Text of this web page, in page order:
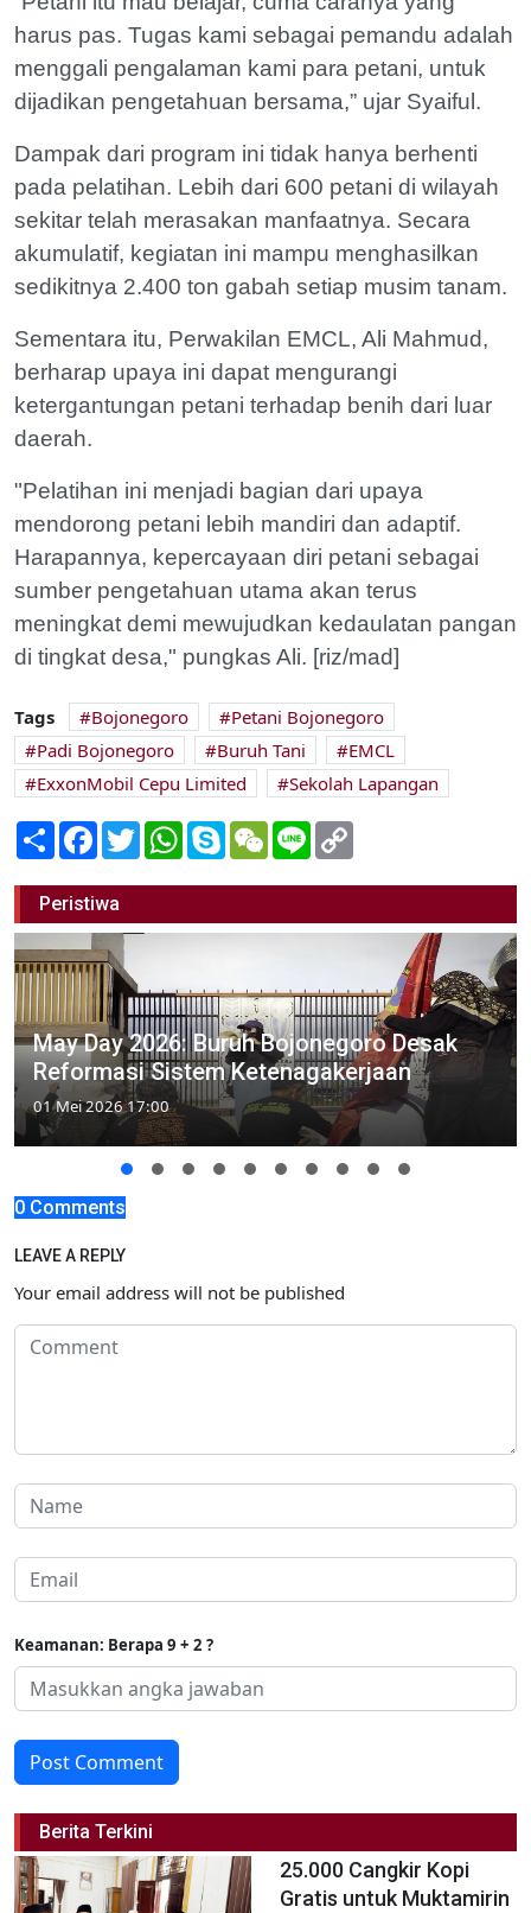
harus pas. Tugas kami sebagai pemandu adalah
menggali pengalaman kami para petani, untuk
dijadikan pengetahuan bersama,” ujar Syaiful.
Dampak dari program ini tidak hanya berhenti
pada pelatihan. Lebih dari 600 petani di wilayah
sekitar telah merasakan manfaatnya. Secara
akumulatif, kegiatan ini mampu menghasilkan
sedikitnya 2.400 ton gabah setiap musim tanam.
Sementara itu, Perwakilan EMCL, Ali Mahmud,
berharap upaya ini dapat mengurangi
ketergantungan petani terhadap benih dari luar
daerah.
"Pelatihan ini menjadi bagian dari upaya
mendorong petani lebih mandiri dan adaptif.
Harapannya, kepercayaan diri petani sebagai
sumber pengetahuan utama akan terus
meningkat demi mewujudkan kedaulatan pangan
di tingkat desa," pungkas Ali. [riz/mad]
Tags Bojonegoro
Petani Bojonegoro
Padi Bojonegoro
Buruh Tani
EMCL
ExxonMobil Cepu Limited
Sekolah Lapangan
Share Facebook
TwitterWhatsApp
SkypeWeChatLine
Peristiwa
May Day 2026: Buruh Bojonegoro Desak
Reformasi Sistem Ketenagakerjaan
01 Mei 2026 17:00
0 Comments
LEAVE A REPLY
Your email address will not be published
Keamanan: Berapa 9 + 2 ?
Post Comment
Berita Terkini
25.000 Cangkir Kopi
Gratis untuk Muktamirin